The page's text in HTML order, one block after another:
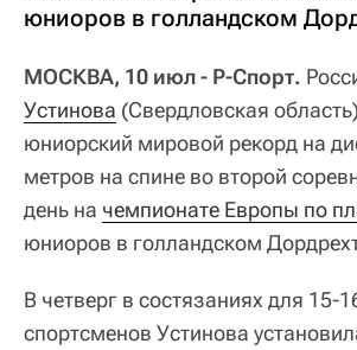
юниоров в голландском
МОСКВА, 10 июл - Р-Спорт.
Устинова (Свердловская
юниорский мировой рекорд на
метров на спине во второй
день на чемпионате Европы по
юниоров в голландском
В четверг в состязаниях для 15-
спортсменов Устинова